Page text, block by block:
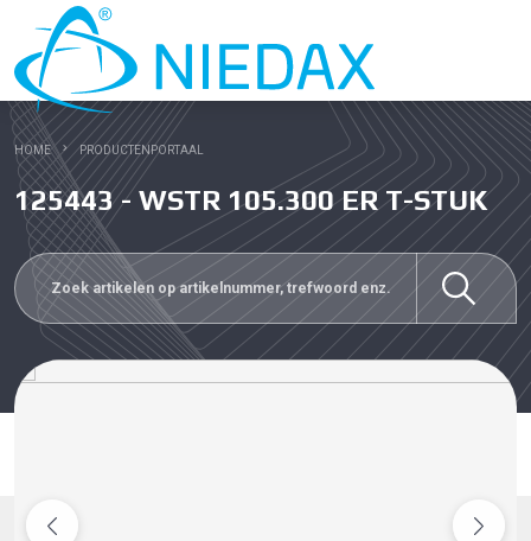
HOME PRODUCTENPORTAAL
125443 - WSTR 105.300 ER T-STUK